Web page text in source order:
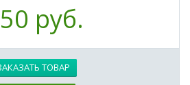
руб.
ТОВАР